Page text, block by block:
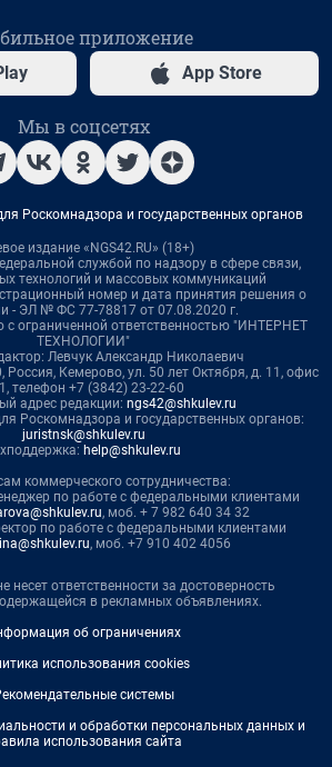
приложение
App Store
Мы в соцсетях
Роскомнадзора и государственных органов
издание «NGS42.RU» (18+)
службой по надзору в сфере связи,
технологий и массовых коммуникаций
номер и дата принятия решения о
- ЭЛ № ФС 77-78817 от 07.08.2020 г.
с ограниченной ответственностью "ИНТЕРНЕТ
ТЕХНОЛОГИИ"
Левчук Александр Николаевич
Россия, Кемерово, ул. 50 лет Октября, д. 11, офис
телефон +7 (3842) 23-22-60
адрес редакции: ngs42@shkulev.ru
Роскомнадзора и государственных органов:
juristnsk@shkulev.ru
help@shkulev.ru
коммерческого сотрудничества:
по работе с федеральными клиентами
, моб. + 7 982 640 34 32
по работе с федеральными клиентами
, моб. +7 910 402 4056
несет ответственности за достоверность
в рекламных объявлениях.
об ограничениях
использования cookies
системы
и обработки персональных данных и
использования сайта